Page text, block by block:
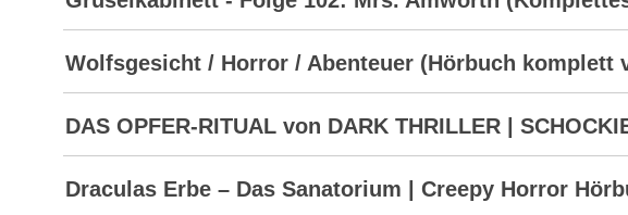
Wolfsgesicht / Horror / Abenteuer (Hörbuch komplett
DAS OPFER-RITUAL von DARK THRILLER |
Draculas Erbe – Das Sanatorium | Creepy Horror